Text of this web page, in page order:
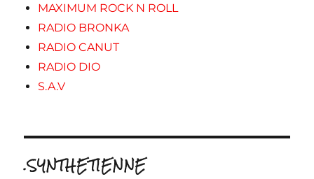
MAXIMUM ROCK N ROLL
RADIO BRONKA
RADIO CANUT
RADIO DIO
S.A.V
.SYNTHETIENNE